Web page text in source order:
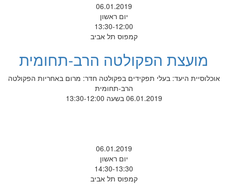
06.01.2019
יום ראשון
13:30-12:00
קמפוס תל אביב
מועצת הפקולטה הרב-תחומית
אוכלוסיית היעד: בעלי תפקידים בפקולטה חדר: מרום באחריות הפקולטה
הרב-תחומית
06.01.2019 בשעה 13:30-12:00
06.01.2019
יום ראשון
14:30-13:30
קמפוס תל אביב